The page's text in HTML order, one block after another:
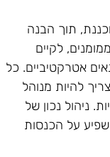
תוך הבנה
לקיים
אטרקטיביים. כל
להיות מנוהל
ניהול נכון של
על הכנסות